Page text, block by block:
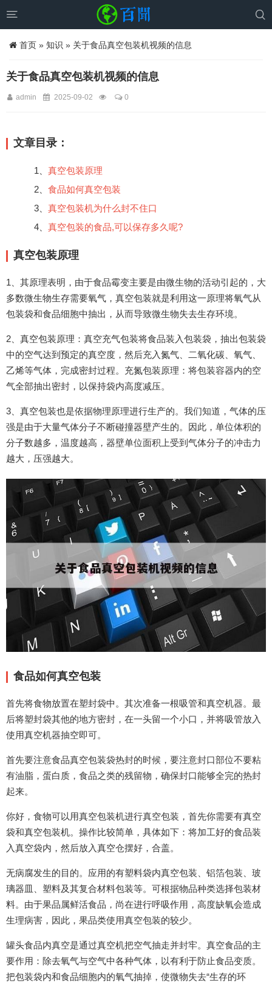
 
首页 » 知识 » 关于食品真空包装机视频的信息
关于食品真空包装机视频的信息
admin 2025-09-02 0
文章目录：
1、 真空包装原理
2、 食品如何真空包装
3、 真空包装机为什么封不住口
4、 真空包装的食品,可以保存多久呢?
真空包装原理
1、其原理表明，由于食品霉变主要是由微生物的活动引起的，大
多数微生物生存需要氧气，真空包装就是利用这一原理将氧气从
包装袋和食品细胞中抽出，从而导致微生物失去生存环境。
2、真空包装原理：真空充气包装将食品装入包装袋，抽出包装袋
中的空气达到预定的真空度，然后充入氮气、二氧化碳、氧气、
乙烯等气体，完成密封过程。充氮包装原理：将包装容器内的空
气全部抽出密封，以保持袋内高度减压。
3、真空包装也是依据物理原理进行生产的。我们知道，气体的压
强是由于大量气体分子不断碰撞器壁产生的。因此，单位体积的
分子数越多，温度越高，器壁单位面积上受到气体分子的冲击力
越大，压强越大。
食品如何真空包装
首先将食物放置在塑封袋中。其次准备一根吸管和真空机器。最
后将塑封袋其他的地方密封，在一头留一个小口，并将吸管放入
使用真空机器抽空即可。
首先要注意食品真空包装袋热封的时候，要注意封口部位不要粘
有油脂，蛋白质，食品之类的残留物，确保封口能够全完的热封
起来。
你好，食物可以用真空包装机进行真空包装，首先你需要有真空
袋和真空包装机。操作比较简单，具体如下：将加工好的食品装
入真空袋内，然后放入真空仓摆好，合盖。
无病腐发生的目的。应用的有塑料袋内真空包装、铝箔包装、玻
璃器皿、塑料及其复合材料包装等。可根据物品种类选择包装材
料。由于果品属鲜活食品，尚在进行呼吸作用，高度缺氧会造成
生理病害，因此，果品类使用真空包装的较少。
罐头食品内真空是通过真空机把空气抽走并封牢。真空食品的主
要作用：除去氧气与空气中各种气体，以有利于防止食品变质。
把包装袋内和食品细胞内的氧气抽掉，使微物失去“生存的环